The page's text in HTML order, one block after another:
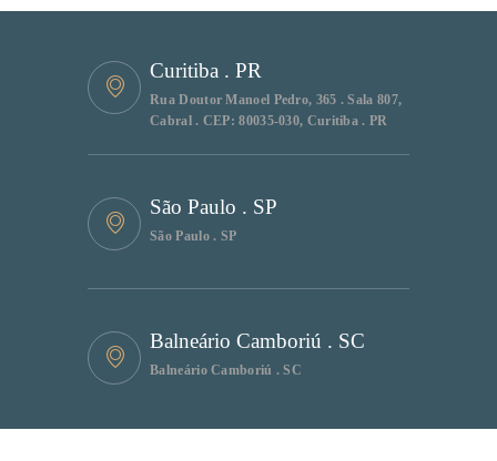
Curitiba . PR
Rua Doutor Manoel Pedro, 365 . Sala 807,
Cabral . CEP: 80035-030, Curitiba . PR
São Paulo . SP
São Paulo . SP
Balneário Camboriú . SC
Balneário Camboriú . SC